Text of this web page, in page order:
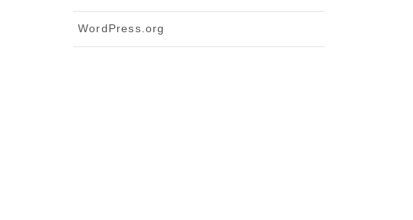
WordPress.org